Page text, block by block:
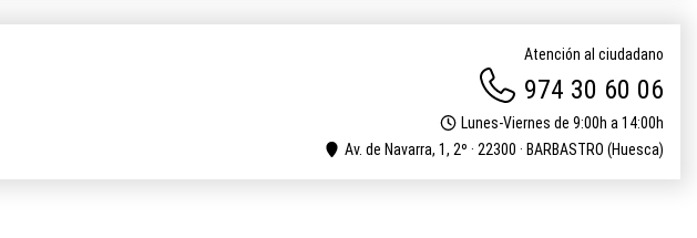
Atención al ciudadano
974 30 60 06
Lunes-Viernes de 9:00h a 14:00h
Av. de Navarra, 1, 2º · 22300 · BARBASTRO (Huesca)